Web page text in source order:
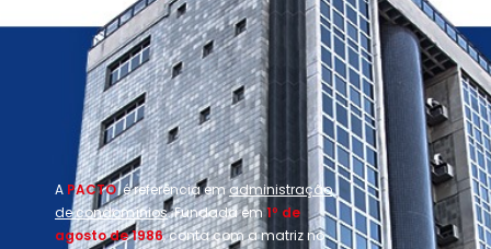
A PACTOé referência emadministração
de condomínios. Fundada em1º de
agosto de 1986, conta com a matriz no